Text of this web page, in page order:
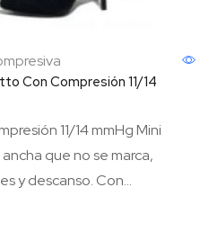
Con Compresión 11/14
11/14 mmHg Mini
que no se marca,
y descanso. Con...